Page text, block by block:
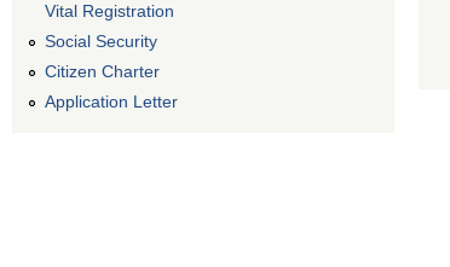
Vital Registration
Social Security
Citizen Charter
Application Letter